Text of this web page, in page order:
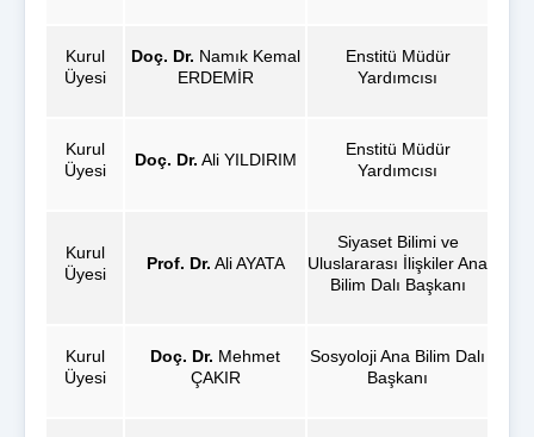
Kurul
Üyesi
Doç. Dr. Namık Kemal
ERDEMİR
Enstitü Müdür
Yardımcısı
Kurul
Üyesi
Doç. Dr. Ali YILDIRIM
Enstitü Müdür
Yardımcısı
Kurul
Üyesi
Prof. Dr. Ali AYATA
Siyaset Bilimi ve
Uluslararası İlişkiler Ana
Bilim Dalı Başkanı
Kurul
Üyesi
Doç. Dr. Mehmet
ÇAKIR
Sosyoloji Ana Bilim Dalı
Başkanı